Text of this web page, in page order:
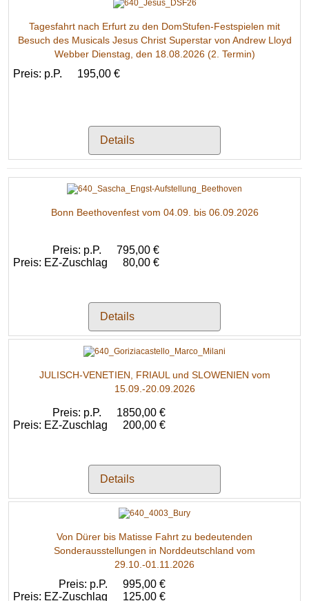
Tagesfahrt nach Erfurt zu den DomStufen-Festspielen mit
Besuch des Musicals Jesus Christ Superstar von Andrew Lloyd
Webber Dienstag, den 18.08.2026 (2. Termin)
Preis: p.P. 195,00 €
Details
Bonn Beethovenfest vom 04.09. bis 06.09.2026
Preis: p.P.
795,00 €
Preis: EZ-Zuschlag
80,00 €
Details
JULISCH-VENETIEN, FRIAUL und SLOWENIEN vom
15.09.-20.09.2026
Preis: p.P.
1850,00 €
Preis: EZ-Zuschlag
200,00 €
Details
Von Dürer bis Matisse Fahrt zu bedeutenden
Sonderausstellungen in Norddeutschland vom
29.10.-01.11.2026
Preis: p.P.
995,00 €
Preis: EZ-Zuschlag
125,00 €